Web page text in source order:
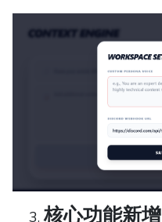
核心功能新增